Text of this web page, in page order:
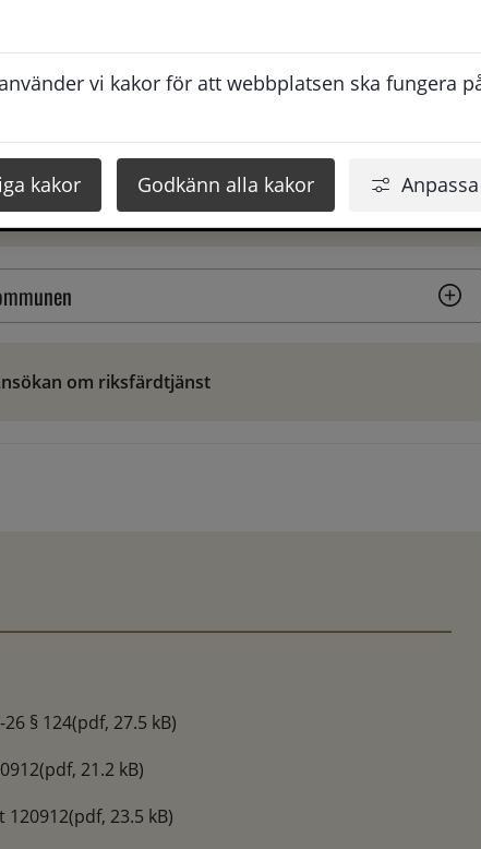
vi kakor för att webbplatsen ska fungera
kakor Godkänn alla kakor
du måste resa på ett särskilt kostsamt sätt,
Ansökan om färdtjänst
om riksfärdtjänst
§ 124(pdf, 27.5 kB)
(pdf, 21.2 kB)
120912(pdf, 23.5 kB)